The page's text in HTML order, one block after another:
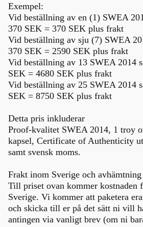
Exempel:
Vid beställning av en (1) SWEA
370 SEK = 370 SEK plus frakt
Vid beställning av sju (7) SWEA
370 SEK = 2590 SEK plus frakt
Vid beställning av 13 SWEA 2014
SEK = 4680 SEK plus frakt
Vid beställning av 25 SWEA 2014
SEK = 8750 SEK plus frakt
Detta pris inkluderar
Proof-kvalitet SWEA 2014, 1 troy
kapsel, Certificate of Authenticity
samt svensk moms.
Frakt inom Sverige och avhämtning
Till priset ovan kommer kostnaden
Sverige. Vi kommer att paketera
och skicka till er på det sätt ni vill
antingen via vanligt brev (om ni